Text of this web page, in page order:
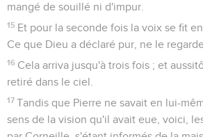
mangé de souillé ni d'impur.
15 Et pour la seconde fois la voix se fit
Ce que Dieu a déclaré pur, ne le
16 Cela arriva jusqu'à trois fois ; et
retiré dans le ciel.
17 Tandis que Pierre ne savait en lui-
sens de la vision qu'il avait eue, voici,